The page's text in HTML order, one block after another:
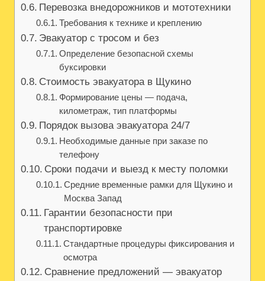
Перевозка внедорожников и мототехники
Требования к технике и креплению
Эвакуатор с тросом и без
Определение безопасной схемы
буксировки
Стоимость эвакуатора в Щукино
Формирование цены — подача,
километраж, тип платформы
Порядок вызова эвакуатора 24/7
Необходимые данные при заказе по
телефону
Сроки подачи и выезд к месту поломки
Средние временные рамки для Щукино и
Москва Запад
Гарантии безопасности при
транспортировке
Стандартные процедуры фиксирования и
осмотра
Сравнение предложений — эвакуатор